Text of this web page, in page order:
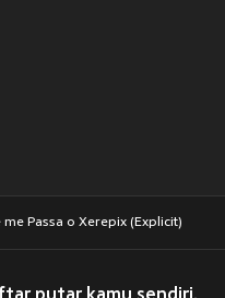
me Passa o Xerepix (Explicit)